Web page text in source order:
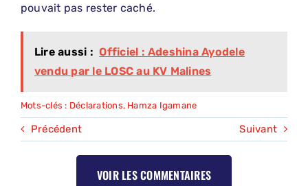
pouvait pas rester caché.
Lire aussi : Officiel : Adeshina Ayodele
vendu par le LOSC au KV Malines
Mots-clés : Déclarations, Hamza Igamane
Précédent Suivant
VOIR LES COMMENTAIRES